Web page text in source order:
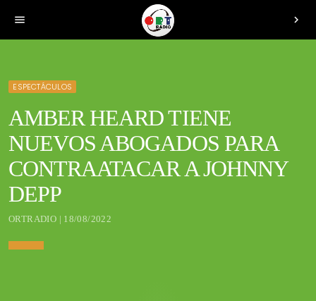
menu chevron_right
ESPECTÁCULOS
AMBER HEARD TIENE
NUEVOS ABOGADOS PARA
CONTRAATACAR A JOHNNY
DEPP
ORTRADIO | 18/08/2022